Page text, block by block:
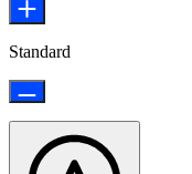
Standard